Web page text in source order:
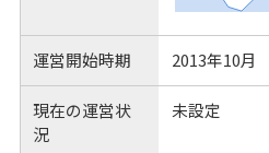
運営開始時期 2013年10月
現在の運営状
況
未設定